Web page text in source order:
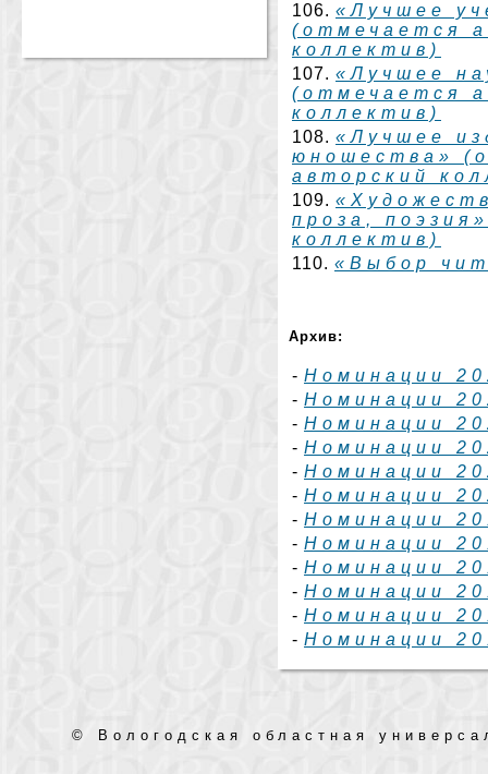
106. «Лучшее
(отмечается
коллектив)
107. «Лучшее
(отмечается
коллектив)
108. «Лучшее
юношества»
авторский
109.
проза,
коллектив)
110. «Выбор
Архив:
- Номинации
- Номинации
- Номинации
- Номинации
- Номинации
- Номинации
- Номинации
- Номинации
- Номинации
- Номинации
- Номинации
- Номинации
© Вологодская областная